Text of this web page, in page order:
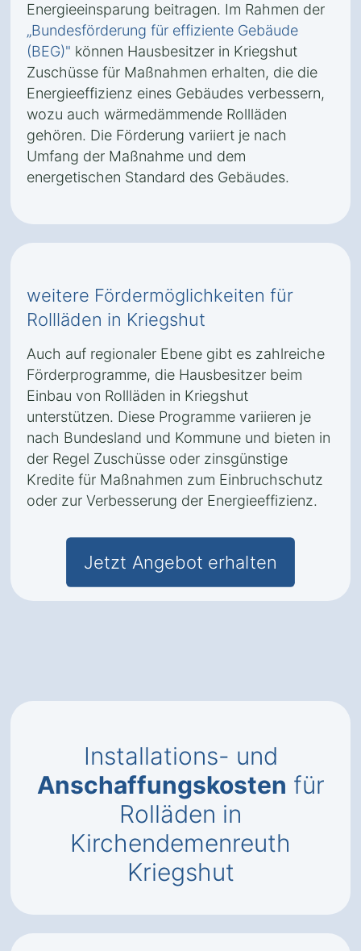
Energieeinsparung beitragen. Im Rahmen der
„Bundesförderung für effiziente Gebäude
(BEG)" können Hausbesitzer in Kriegshut
Zuschüsse für Maßnahmen erhalten, die die
Energieeffizienz eines Gebäudes verbessern,
wozu auch wärmedämmende Rollläden
gehören. Die Förderung variiert je nach
Umfang der Maßnahme und dem
energetischen Standard des Gebäudes.
weitere Fördermöglichkeiten für
Rollläden in Kriegshut
Auch auf regionaler Ebene gibt es zahlreiche
Förderprogramme, die Hausbesitzer beim
Einbau von Rollläden in Kriegshut
unterstützen. Diese Programme variieren je
nach Bundesland und Kommune und bieten in
der Regel Zuschüsse oder zinsgünstige
Kredite für Maßnahmen zum Einbruchschutz
oder zur Verbesserung der Energieeffizienz.
Jetzt Angebot erhalten
Installations- und
Anschaffungskosten für
Rolläden in
Kirchendemenreuth
Kriegshut